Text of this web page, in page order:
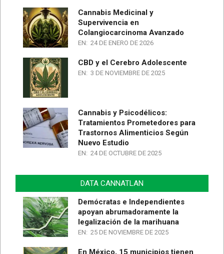
Cannabis Medicinal y
Supervivencia en
Colangiocarcinoma Avanzado
EN: 24 DE ENERO DE 2026
CBD y el Cerebro Adolescente
EN: 3 DE NOVIEMBRE DE 2025
Cannabis y Psicodélicos:
Tratamientos Prometedores para
Trastornos Alimenticios Según
Nuevo Estudio
EN: 24 DE OCTUBRE DE 2025
DATA CANNATLAN
Demócratas e Independientes
apoyan abrumadoramente la
legalización de la marihuana
EN: 25 DE NOVIEMBRE DE 2025
En México, 15 municipios tienen